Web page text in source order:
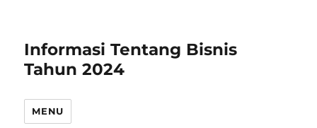
Informasi Tentang Bisnis
Tahun 2024
MENU